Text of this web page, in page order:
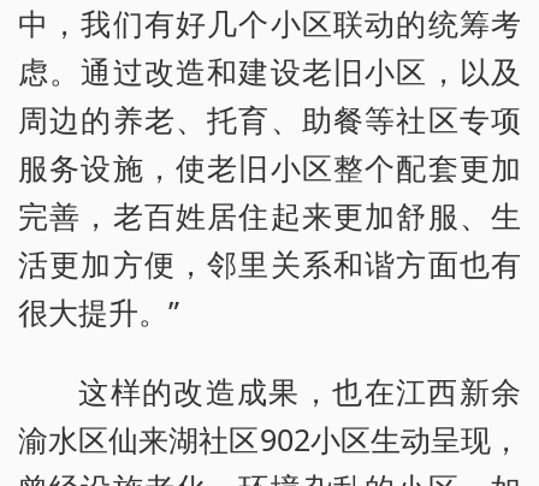
中，我们有好几个小区联动的统筹考
虑。通过改造和建设老旧小区，以及
周边的养老、托育、助餐等社区专项
服务设施，使老旧小区整个配套更加
完善，老百姓居住起来更加舒服、生
活更加方便，邻里关系和谐方面也有
很大提升。”
这样的改造成果，也在江西新余
渝水区仙来湖社区902小区生动呈现，